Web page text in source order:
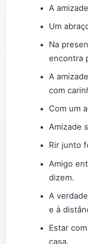
A
Um
Na
encontra
A
com
Com um
Amizade
Rir junto
Amigo
dizem.
A
e à
Estar
casa.